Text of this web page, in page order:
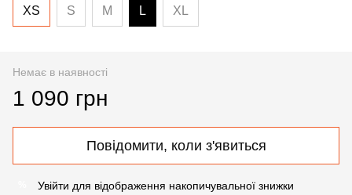
XS S M L XL
Немає в наявності
1 090 грн
Повідомити, коли з'явиться
Увійти для відображення накопичувальної знижки